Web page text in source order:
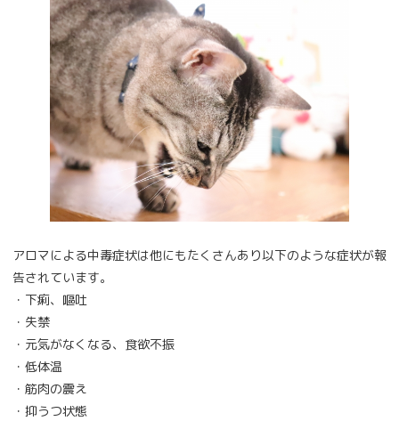
アロマによる中毒症状は他にもたくさんあり以下のような症状が報
告されています。
・下痢、嘔吐
・失禁
・元気がなくなる、食欲不振
・低体温
・筋肉の震え
・抑うつ状態